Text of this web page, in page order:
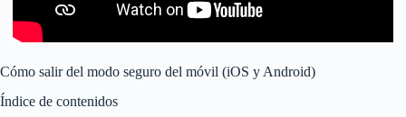
Cómo salir del modo seguro del móvil (iOS y Android)
Índice de contenidos